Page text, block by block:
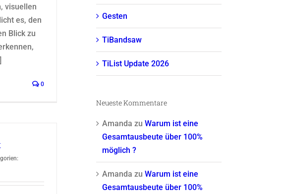
visuellen
es, den
Blick zu
0
Gesten
TiBandsaw
TiList Update 2026
Neueste Kommentare
Amanda zu Warum ist eine
Gesamtausbeute über 100%
möglich ?
Amanda zu Warum ist eine
Gesamtausbeute über 100%